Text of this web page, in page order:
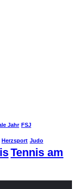
Jahr FSJ
Herzsport Judo
Tennis am